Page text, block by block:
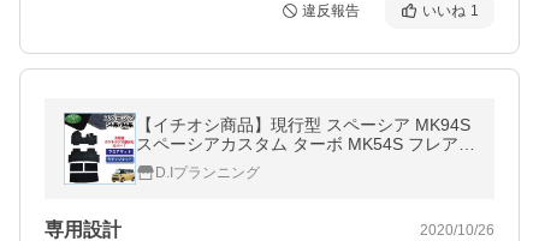
違反報告 いいね 1
【イチオシ商品】現行型 スペーシア MK94S
スペーシアカスタム ターボ MK54S フレアワ
ゴンフロアマット ＆ ラゲッジマット カーマ
ット ＤＸ
D.Iプランニング
専用設計 2020/10/26